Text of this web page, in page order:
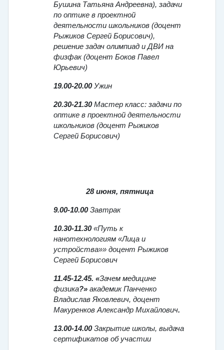
Бушина Татьяна Андреевна), задачи
по оптике в проектной
деятельности школьников (доцент
Рыжиков Сергей Борисович),
решение задач олимпиад и ДВИ на
физфак (доцент Боков Павел
Юрьевич)
19.00-20.00Ужин
20.30-21.30Мастер класс: задачи по
оптике в проектной деятельности
школьников (доцент Рыжиков
Сергей Борисович)
28 июня, пятница
9.00-10.00Завтрак
10.30-11.30«Путь к
нанотехнологиям «Лица и
устройства»» доцент Рыжиков
Сергей Борисович
11.45-12.45. «Зачем медицине
физика?» академик Панченко
Владислав Яковлевич, доцент
Макуренков Александр Михайлович.
13.00-14.00Закрытие школы, выдача
сертификатов об участии